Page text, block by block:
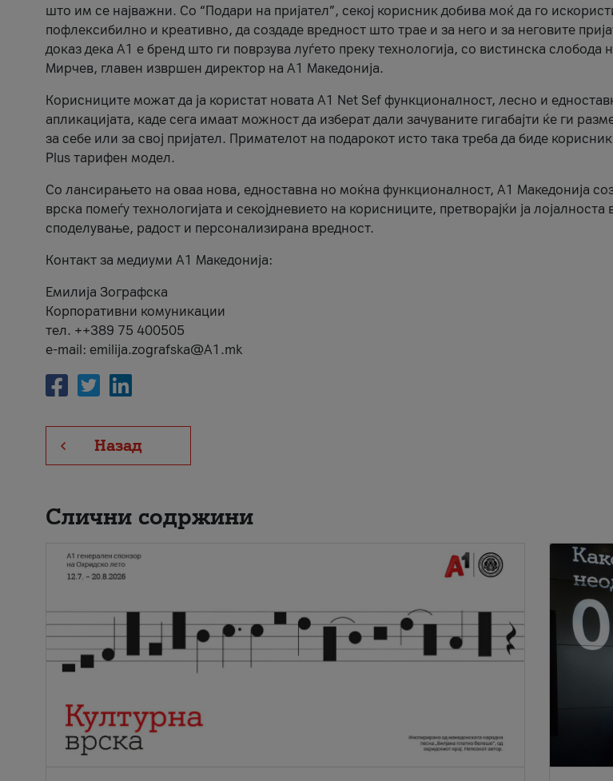
што им се најважни. Со “Подари на пријател”, секој корисник добива моќ да го
пофлексибилно и креативно, да создаде вредност што трае и за него и за неговите
доказ дека А1 е бренд што ги поврзува луѓето преку технологија, со вистинска слобода
Мирчев, главен извршен директор на А1 Македонија.
Корисниците можат да ја користат новата А1 Net Sef функционалност, лесно и
апликацијата, каде сега имаат можност да изберат дали зачуваните гигабајти ќе ги
за себе или за свој пријател. Примателот на подарокот исто така треба да биде
Plus тарифен модел.
Со лансирањето на оваа нова, едноставна но моќна функционалност, А1 Македонија
врска помеѓу технологијата и секојдневието на корисниците, претворајќи ја
споделување, радост и персонализирана вредност.
Контакт за медиуми А1 Македонија:
Емилија Зографска
Корпоративни комуникации
тел. ++389 75 400505
e-mail: emilija.zografska@A1.mk
Назад
Слични содржини